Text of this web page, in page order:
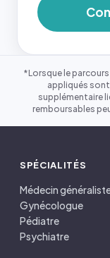
*Lorsque le
appliqués sont
supplémentaire
remboursables
SPÉCIALITÉS
Médecin
Gynécologue
Pédiatre
Psychiatre